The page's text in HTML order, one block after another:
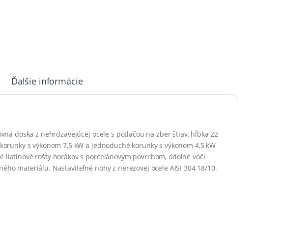
Ďalšie informácie
doska z nehrdzavejúcej ocele s potlačou na zber štiav, hĺbka 22
s výkonom 7,5 kW a jednoduché korunky s výkonom 4,5 kW
liatinové rošty horákov s porcelánovým povrchom, odolné voči
materiálu. Nastaviteľné nohy z nerezovej ocele AISI 304 18/10.